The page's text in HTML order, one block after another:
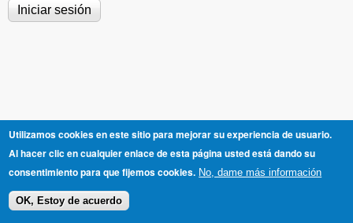
Utilizamos cookies en este sitio para mejorar su experiencia de usuario.
Al hacer clic en cualquier enlace de esta página usted está dando su
consentimiento para que fijemos cookies. No, dame más información
OK, Estoy de acuerdo